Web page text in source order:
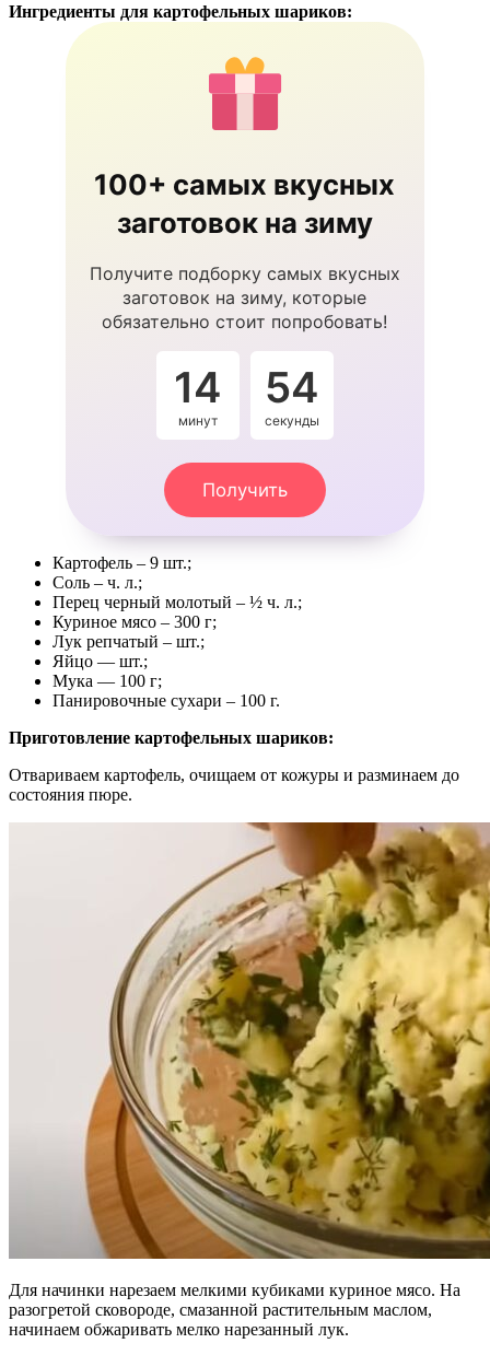
Ингредиенты для картофельных шариков:
100+ самых вкусных
заготовок на зиму
Получите подборку самых вкусных
заготовок на зиму, которые
обязательно стоит попробовать!
14
минут
53
секунды
Получить
Картофель – 9 шт.;
Соль – ч. л.;
Перец черный молотый – ½ ч. л.;
Куриное мясо – 300 г;
Лук репчатый – шт.;
Яйцо — шт.;
Мука — 100 г;
Панировочные сухари – 100 г.
Приготовление картофельных шариков:
Отвариваем картофель, очищаем от кожуры и разминаем до
состояния пюре.
Для начинки нарезаем мелкими кубиками куриное мясо. На
разогретой сковороде, смазанной растительным маслом,
начинаем обжаривать мелко нарезанный лук.